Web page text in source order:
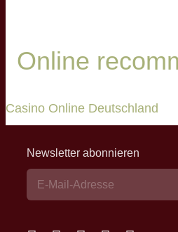
Online
Casino Online Deutschland
Newsletter abonnieren